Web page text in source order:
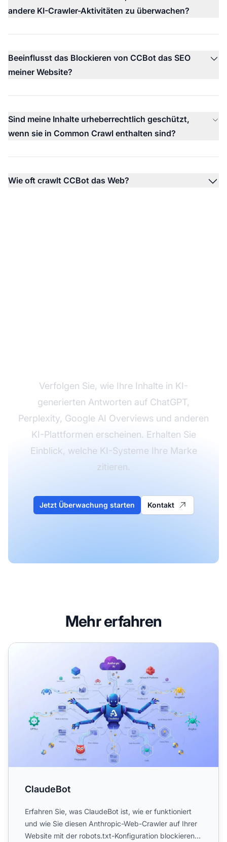
andere KI-Crawler-Aktivitäten zu überwachen?
Beeinflusst das Blockieren von CCBot das SEO
meiner Website?
Sind meine Inhalte urheberrechtlich geschützt,
wenn sie in Common Crawl enthalten sind?
Wie oft crawlt CCBot das Web?
Verfolgen Sie, wie Ihre Inhalte in KI-
generierten Antworten auf ChatGPT,
Perplexity, Google AI Overviews und anderen
KI-Plattformen erscheinen. Erhalten Sie
Einblick, welche KI-Systeme Ihre Marke
zitieren.
Jetzt Überwachung starten Kontakt
Mehr erfahren
ClaudeBot
ClaudeBot
Erfahren Sie, was ClaudeBot ist, wie er funktioniert
und wie Sie diesen Anthropic-Web-Crawler auf Ihrer
Website mit der robots.txt-Konfiguration blockieren